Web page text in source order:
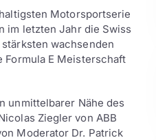
Motorsportserie
im letzten Jahr die Swiss
wachsenden
Formula E Meisterschaft
unmittelbarer Nähe des
Ziegler von ABB
Moderator Dr. Patrick